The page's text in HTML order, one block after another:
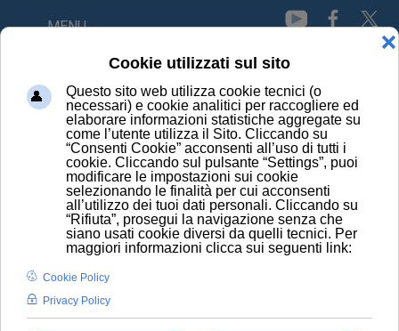
MENU
HPV: FERTILITÀ MASCHILE A RISCHIO; BOOM CASI ESTIVI